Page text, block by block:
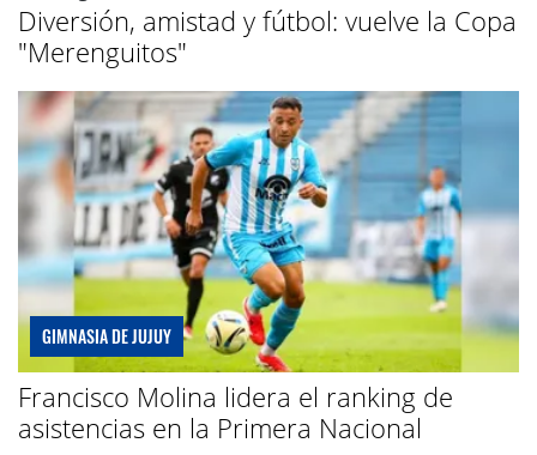
Diversión, amistad y fútbol: vuelve la Copa
"Merenguitos"
GIMNASIA DE JUJUY
Francisco Molina lidera el ranking de
asistencias en la Primera Nacional